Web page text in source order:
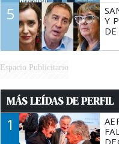
5
Y
Espacio Publicitario
MÁS LEÍDAS DE PERFIL
1